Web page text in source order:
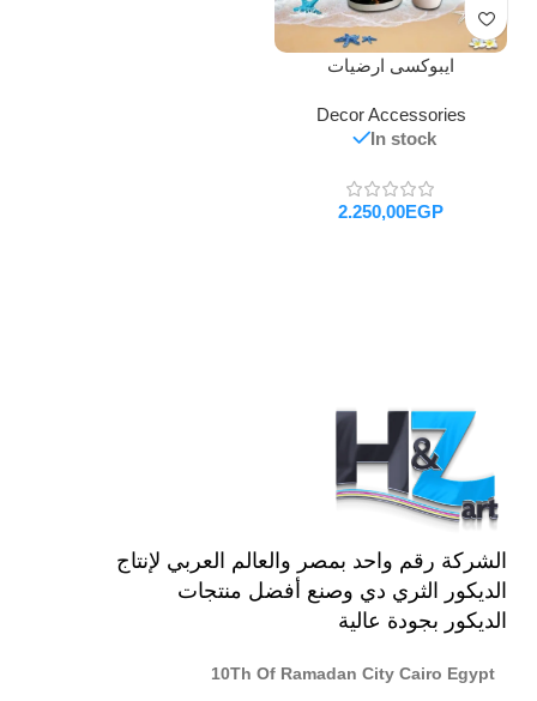
ايبوكسى ارضيات
Decor Accessories
In stock
EGP
الشركة رقم واحد بمصر والعالم العربي لإنتاج
الديكور الثري دي وصنع أفضل منتجات
الديكور بجودة عالية
10Th Of Ramadan City Cairo Egypt